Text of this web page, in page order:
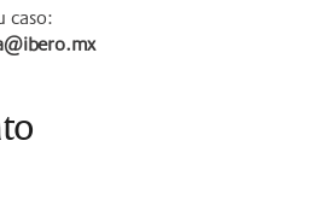
caso: